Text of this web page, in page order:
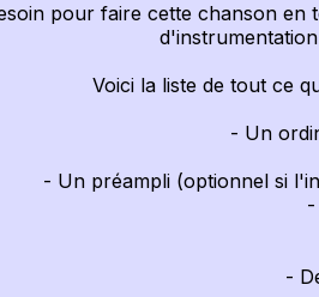
pour faire cette chanson en
Voici la liste de tout ce
- Un
- Un préampli (optionnel si
-
-